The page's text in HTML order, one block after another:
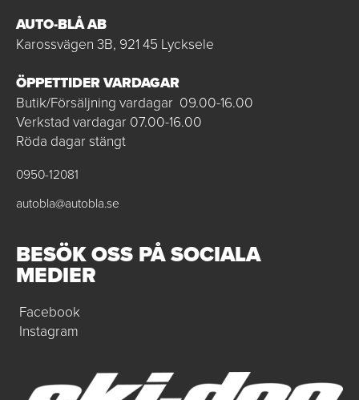
AUTO-BLÅ AB
Karossvägen 3B, 921 45 Lycksele
ÖPPETTIDER VARDAGAR
Butik/Försäljning vardagar 09.00-16.00
Verkstad vardagar 07.00-16.00
Röda dagar stängt
0950-12081
autobla@autobla.se
BESÖK OSS PÅ SOCIALA
MEDIER
Facebook
Instagram